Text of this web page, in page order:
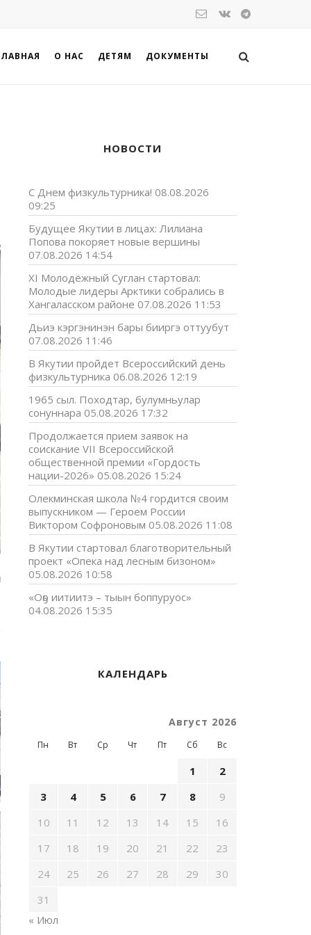
О НАС ДЕТЯМ ДОКУМЕНТЫ
НОВОСТИ
С Днем физкультурника! 08.08.2026
09:25
Будущее Якутии в лицах: Лилиана
Попова покоряет новые вершины
07.08.2026 14:54
XI Молодёжный Суглан стартовал:
Молодые лидеры Арктики собрались в
Хангаласском районе 07.08.2026 11:53
Дьиэ кэргэнинэн бары бииргэ оттуубут
07.08.2026 11:46
В Якутии пройдет Всероссийский день
физкультурника 06.08.2026 12:19
1965 сыл. Походтар, булумньулар
сонуннара 05.08.2026 17:32
Продолжается прием заявок на
соискание VII Всероссийской
общественной премии «Гордость
нации-2026» 05.08.2026 15:24
Олекминская школа №4 гордится своим
выпускником — Героем России
Виктором Софроновым 05.08.2026 11:08
В Якутии стартовал благотворительный
проект «Опека над лесным бизоном»
05.08.2026 10:58
«Оҕо иитиитэ – тыын боппуруос»
04.08.2026 15:35
КАЛЕНДАРЬ
Август 2026
Пн Вт Ср Чт Пт Сб Вс
1
2
3
4 5 6 7 8
9
10
11 12 13 14 15
16
17
18 19 20 21 22
23
24
25 26 27 28 29
30
31
« Июл